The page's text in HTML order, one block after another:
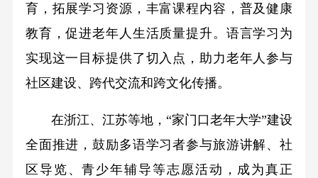
育，拓展学习资源，丰富课程内容，普及健康
教育，促进老年人生活质量提升。语言学习为
实现这一目标提供了切入点，助力老年人参与
社区建设、跨代交流和跨文化传播。
在浙江、江苏等地，“家门口老年大学”建设
全面推进，鼓励多语学习者参与旅游讲解、社
区导览、青少年辅导等志愿活动，成为真正